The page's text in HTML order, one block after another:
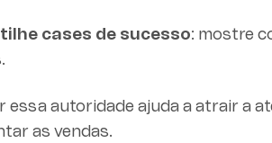
cases de sucesso: mostre
essa autoridade ajuda a atrair a
as vendas.